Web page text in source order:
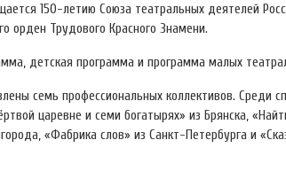
150-летию Союза театральных деятелей
орден Трудового Красного Знамени.
детская программа и программа малых
семь профессиональных коллективов. Среди
царевне и семи богатырях» из Брянска,
«Фабрика слов» из Санкт-Петербурга и